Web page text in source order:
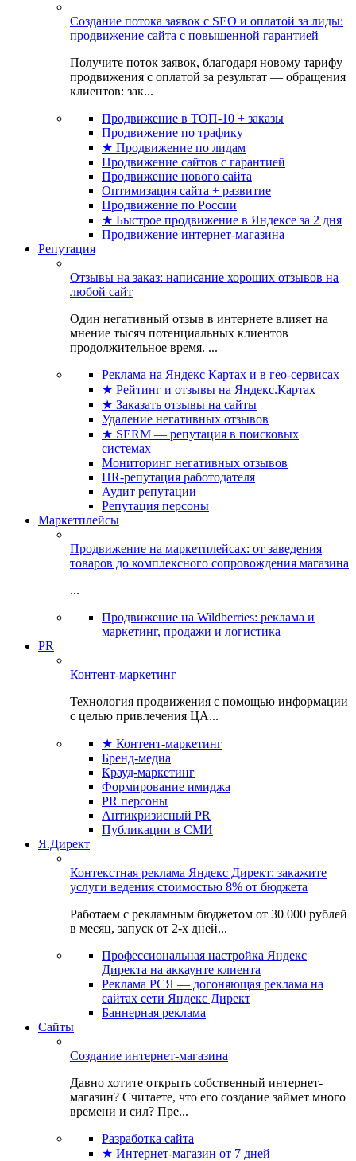
Создание потока заявок с SEO и оплатой за лиды:
продвижение сайта с повышенной гарантией
Получите поток заявок, благодаря новому тарифу
продвижения с оплатой за результат — обращения
клиентов: зак...
Продвижение в ТОП-10 + заказы
Продвижение по трафику
★ Продвижение по лидам
Продвижение сайтов с гарантией
Продвижение нового сайта
Оптимизация сайта + развитие
Продвижение по России
★ Быстрое продвижение в Яндексе за 2 дня
Продвижение интернет-магазина
Репутация
Отзывы на заказ: написание хороших отзывов на
любой сайт
Один негативный отзыв в интернете влияет на
мнение тысяч потенциальных клиентов
продолжительное время. ...
Реклама на Яндекс Картах и в гео-сервисах
★ Рейтинг и отзывы на Яндекс.Картах
★ Заказать отзывы на сайты
Удаление негативных отзывов
★ SERM — репутация в поисковых
системах
Мониторинг негативных отзывов
HR-репутация работодателя
Аудит репутации
Репутация персоны
Маркетплейсы
Продвижение на маркетплейсах: от заведения
товаров до комплексного сопровождения магазина
...
Продвижение на Wildberries: реклама и
маркетинг, продажи и логистика
PR
Контент-маркетинг
Технология продвижения с помощью информации
с целью привлечения ЦА...
★ Контент-маркетинг
Бренд-медиа
Крауд-маркетинг
Формирование имиджа
PR персоны
Антикризисный PR
Публикации в СМИ
Я.Директ
Контекстная реклама Яндекс Директ: закажите
услуги ведения стоимостью 8% от бюджета
Работаем с рекламным бюджетом от 30 000 рублей
в месяц, запуск от 2-х дней...
Профессиональная настройка Яндекс
Директа на аккаунте клиента
Реклама РСЯ — догоняющая реклама на
сайтах сети Яндекс Директ
Баннерная реклама
Сайты
Создание интернет-магазина
Давно хотите открыть собственный интернет-
магазин? Считаете, что его создание займет много
времени и сил? Пре...
Разработка сайта
★ Интернет-магазин от 7 дней